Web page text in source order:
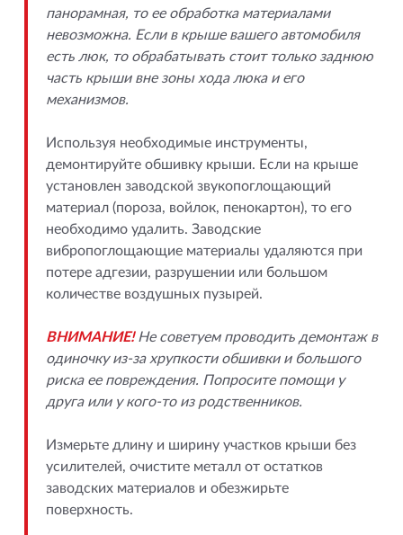
панорамная, то ее обработка материалами
невозможна. Если в крыше вашего автомобиля
есть люк, то обрабатывать стоит только заднюю
часть крыши вне зоны хода люка и его
механизмов.
Используя необходимые инструменты,
демонтируйте обшивку крыши. Если на крыше
установлен заводской звукопоглощающий
материал (пороза, войлок, пенокартон), то его
необходимо удалить. Заводские
вибропоглощающие материалы удаляются при
потере адгезии, разрушении или большом
количестве воздушных пузырей.
ВНИМАНИЕ!Не советуем проводить демонтаж в
одиночку из-за хрупкости обшивки и большого
риска ее повреждения. Попросите помощи у
друга или у кого-то из родственников.
Измерьте длину и ширину участков крыши без
усилителей, очистите металл от остатков
заводских материалов и обезжирьте
поверхность.